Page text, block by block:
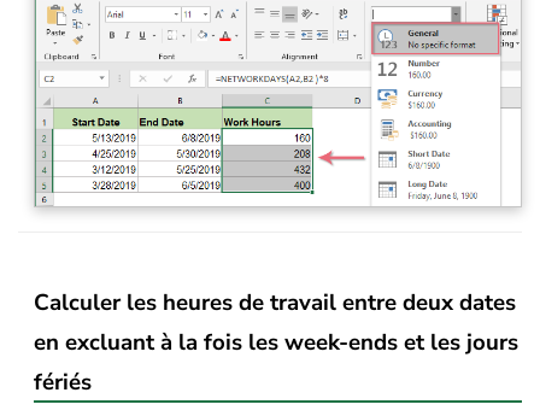
Calculer les heures de travail entre deux dates
en excluant à la fois les week-ends et les jours
fériés